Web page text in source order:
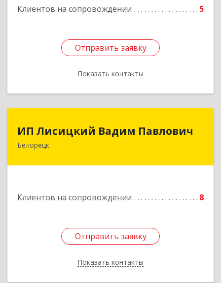
Клиентов на сопровождении 5
Отправить заявку
Показать контакты
Подробнее
Отправить заявку
Назад
ИП Лисицкий Вадим Павлович
Белорецк
Клиентов на сопровождении 8
Отправить заявку
Показать контакты
ИП Лисицкий Вадим Павлович
453501, Башкортостан Респ, Белорецк г,
Отправить заявку
Назад